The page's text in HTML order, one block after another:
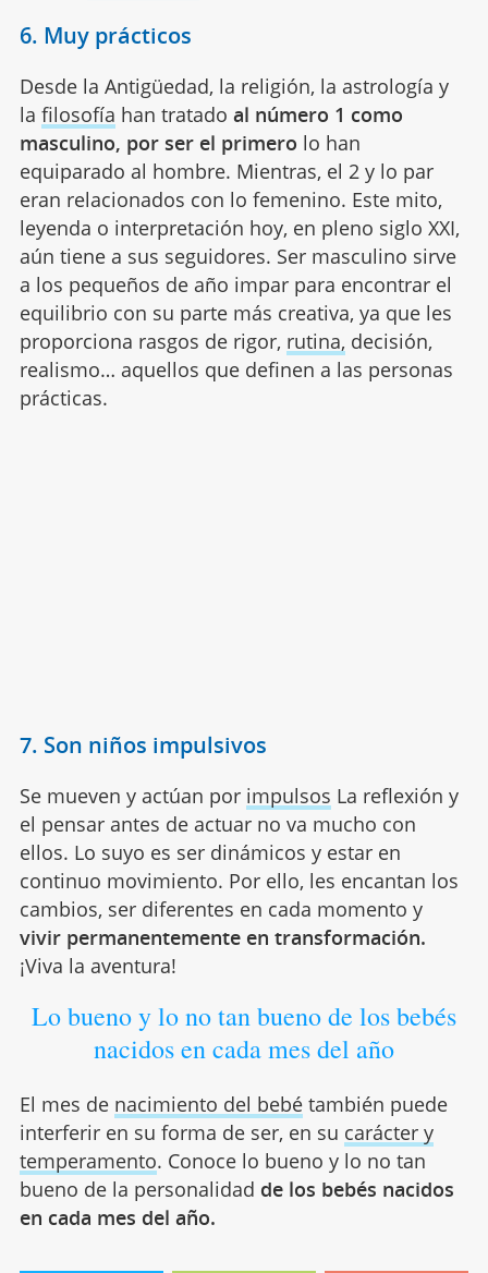
6. Muy prácticos
Desde la Antigüedad, la religión, la astrología y
la filosofía han tratado al número 1 como
masculino, por ser el primero lo han
equiparado al hombre. Mientras, el 2 y lo par
eran relacionados con lo femenino. Este mito,
leyenda o interpretación hoy, en pleno siglo XXI,
aún tiene a sus seguidores. Ser masculino sirve
a los pequeños de año impar para encontrar el
equilibrio con su parte más creativa, ya que les
proporciona rasgos de rigor, rutina, decisión,
realismo… aquellos que definen a las personas
prácticas.
7. Son niños impulsivos
Se mueven y actúan por impulsos La reflexión y
el pensar antes de actuar no va mucho con
ellos. Lo suyo es ser dinámicos y estar en
continuo movimiento. Por ello, les encantan los
cambios, ser diferentes en cada momento y
vivir permanentemente en transformación.
¡Viva la aventura!
Lo bueno y lo no tan bueno de los bebés
nacidos en cada mes del año
El mes de nacimiento del bebétambién puede
interferir en su forma de ser, en su carácter y
temperamento. Conoce lo bueno y lo no tan
bueno de la personalidad de los bebés nacidos
en cada mes del año.